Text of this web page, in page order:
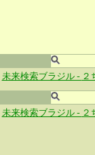
未来検索ブラジル - ２
未来検索ブラジル - ２